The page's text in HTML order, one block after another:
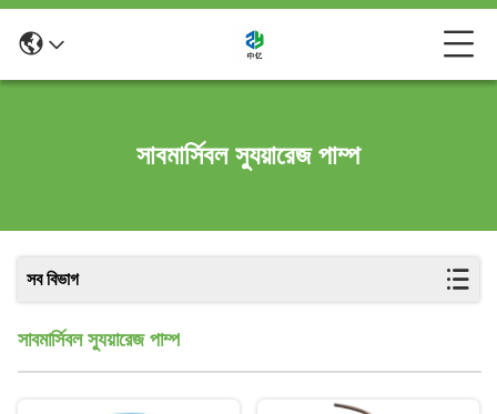
সাবমার্সিবল স্যুয়ারেজ পাম্প
সব বিভাগ
সাবমার্সিবল স্যুয়ারেজ পাম্প